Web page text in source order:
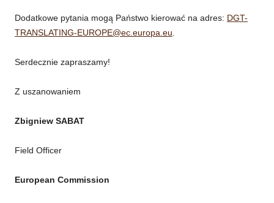
Dodatkowe pytania mogą Państwo kierować na adres: DGT-
TRANSLATING-EUROPE@ec.europa.eu
Serdecznie zapraszamy!
Z uszanowaniem
Zbigniew SABAT
Field Officer
European Commission